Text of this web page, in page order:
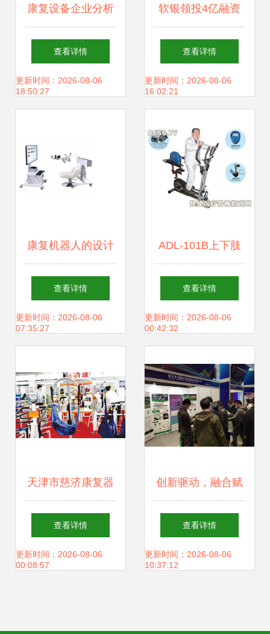
康复设备企业分析
产品与财务稳健，
警惕大股东占款风
查看详情
更新时间：2026-08-06
18:50:27
软银领投4亿融资
世界首款三维上肢
康复机器人开启智
查看详情
更新时间：2026-08-06
16:02:21
康复机器人的设计
创新与案例解析 科
技赋能健康医疗的
查看详情
更新时间：2026-08-06
07:35:27
ADL-101B上下肢
自动康复器 提升康
复效率的智能设备
查看详情
更新时间：2026-08-06
00:42:32
天津市慈济康复器
材厂 专业铸就品
质，康复设备领域
查看详情
更新时间：2026-08-06
00:08:57
创新驱动，融合赋
能 第三届康复辅助
器具产业创新大会
查看详情
更新时间：2026-08-06
10:37:12